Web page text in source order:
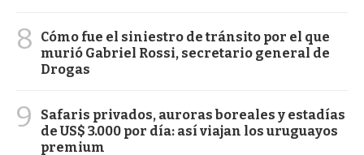
8
Cómo fue el siniestro de tránsito por el que
murió Gabriel Rossi, secretario general de
Drogas
9
Safaris privados, auroras boreales y estadías
de US$ 3.000 por día: así viajan los uruguayos
premium